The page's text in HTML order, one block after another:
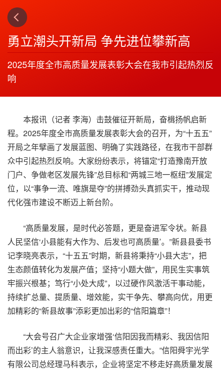
勇立潮头开新局 争先进位攀新高
2025年度全市高质量发展表彰大会在我市引起热烈反
响
本报讯（记者 李海）击鼓催征开新局，奋楫扬帆启新
程。2025年度全市高质量发展表彰大会的召开，为“十五五”
开局之年擘画了发展蓝图、明确了实践路径，在我市干部群
众中引起热烈反响。大家纷纷表示，将锚定“打造豫南开放
门户、争做老区发展先锋”总目标和“两城三地一枢纽”发展定
位，以“事争一流、唯旗是夺”的拼搏劲头真抓实干，推动现
代化强市建设不断迈上新台阶。
“高质量发展，是时代必答题，更是奋进军令状。新县
人民坚信‘小县能有大作为、后发也可高质量’。”新县县委书
记李晓亮表示，“十五五”时期，新县将秉持“小县大志”，把
生态颜值转化为发展产值；坚持“小题大做”，用民生实事筑
牢振兴根基；笃行“小处大成”，以过硬作风激活干事动能，
持续扩总量、提质量、增效能，实干争先、攀高向优，用更
加精彩的“新县故事”添彩更加出彩的“信阳篇章”！
“大会号召广大企业家增强‘信阳因我而精彩、我因信阳
而出彩’的主人翁意识，让我深感责任重大。”信阳舜宇光学
有限公司总经理马科表示，企业将坚定不移走好高质量发展